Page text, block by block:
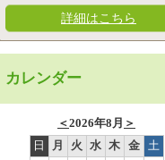
詳細はこちら
カレンダー
＜2026年8月 ＞
日
月 火 水 木 金
土